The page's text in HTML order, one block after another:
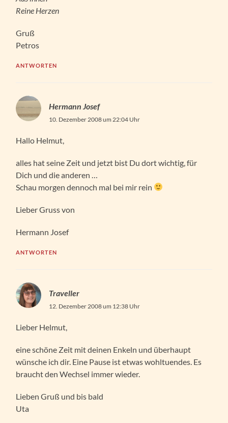
Reine Herzen
Gruß
Petros
ANTWORTEN
Hermann Josef
10. Dezember 2008 um 22:04 Uhr
Hallo Helmut,
alles hat seine Zeit und jetzt bist Du dort wichtig, für
Dich und die anderen …
Schau morgen dennoch mal bei mir rein
Lieber Gruss von
Hermann Josef
ANTWORTEN
Traveller
12. Dezember 2008 um 12:38 Uhr
Lieber Helmut,
eine schöne Zeit mit deinen Enkeln und überhaupt
wünsche ich dir. Eine Pause ist etwas wohltuendes. Es
braucht den Wechsel immer wieder.
Lieben Gruß und bis bald
Uta